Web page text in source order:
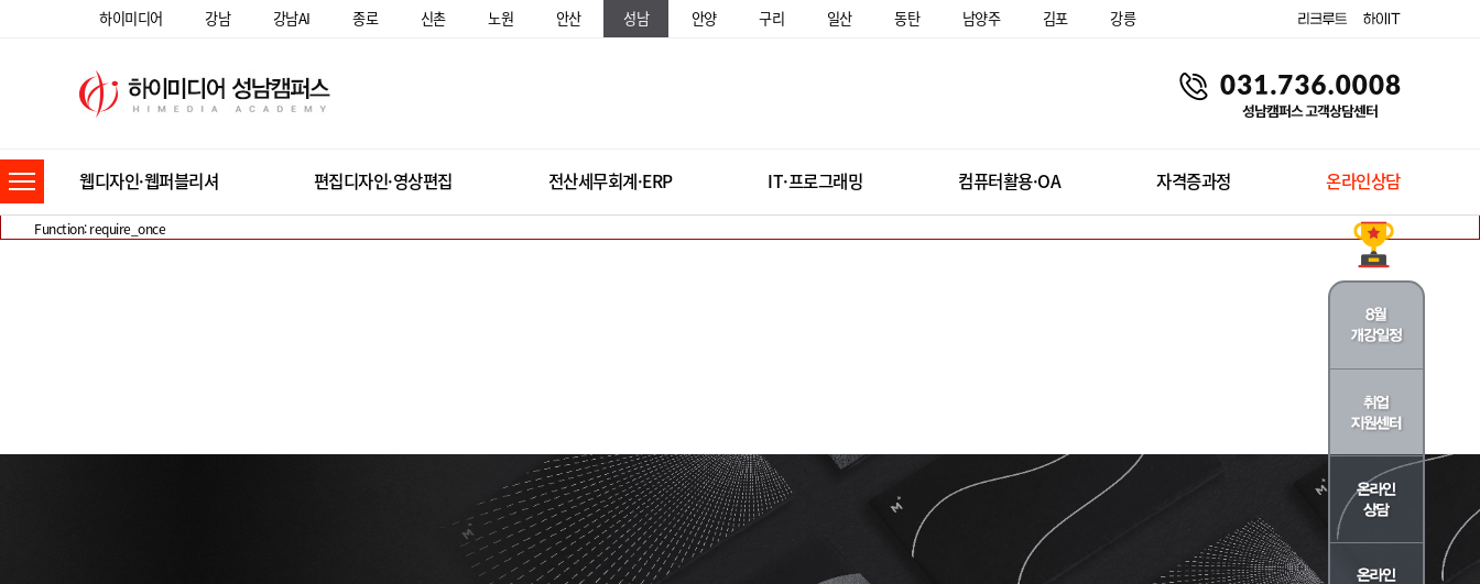
A PHP Error was encountered
Severity: Notice
Filename: controllers/Portfolio.php
Line Number: 416
Backtrace:
Function: _error_handler
File: /home/himedia.co.kr/www/himedia/index.php
Line: 330
Function: require_once
하이미디어 강남 강남AI 종로 신촌 노원 안산 성남 안양 구리 일산 동탄 남양주 김포 강릉
웹디자인·웹퍼블리셔 편집디자인·영상편집 전산세무회계·ERP IT·프로그래밍 컴퓨터활용·OA 자격증과정 온라인상담